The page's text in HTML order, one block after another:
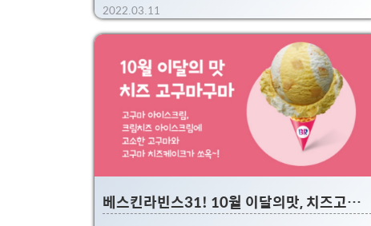
은 후, - 신용카드등 결제수단 등록 - 쿠폰 다운로드 및 사용
입니다~! 뭐 가입이 귀찮다면 패스지만 꽤 간단하게 할 수
있어서, 집근처에 파리바게뜨가 있다면 꼭 들려서 무료식빵
받아가세요. 식빵으로 프렌치 토스트 해먹으면 주말오전이
편해집니다 ㅋ 와이프를 위한 간식! 속까지 촉촉한 프렌치
토스트 만들기! 이번에 만들어볼 간식은 프렌치 토스트 입
니다~! 먹고 남은 식빵을 계란물을 만들어 반나절 정도 담
가두었다가 버터로 구워주는게 끝입니다! 엄청~ 간단하쥬
~. 당연히 맛..
2022.03.11
베스킨라빈스31! 10월 이달의맛, 치즈고구마구마 핑크버드 예약완료